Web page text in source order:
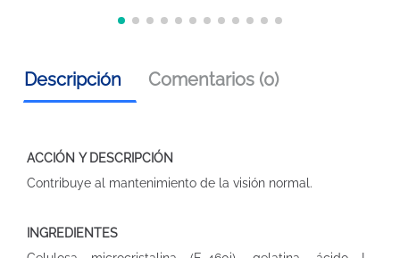
Descripción Comentarios (0)
ACCIÓN Y DESCRIPCIÓN
Contribuye al mantenimiento de la visión normal.
INGREDIENTES